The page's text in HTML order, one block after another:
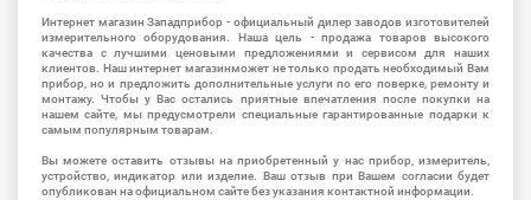
Интернет магазин Западприбор - официальный дилер заводов изготовителей
измерительного оборудования. Наша цель - продажа товаров высокого
качества с лучшими ценовыми предложениями и сервисом для наших
клиентов. Наш интернет магазинможет не только продать необходимый Вам
прибор, но и предложить дополнительные услуги по его поверке, ремонту и
монтажу. Чтобы у Вас остались приятные впечатления после покупки на
нашем сайте, мы предусмотрели специальные гарантированные подарки к
самым популярным товарам.
Вы можете оставить отзывы на приобретенный у нас прибор, измеритель,
устройство, индикатор или изделие. Ваш отзыв при Вашем согласии будет
опубликован на официальном сайте без указания контактной информации.